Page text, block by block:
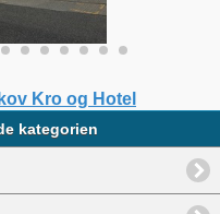
Kro og Hotel
kategorien